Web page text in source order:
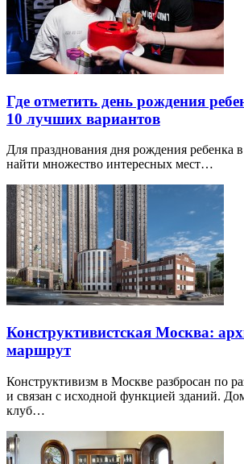
Где отметить день рождения
10 лучших вариантов
Для празднования дня рождения ребенка
найти множество интересных мест…
Конструктивистская Москва:
маршрут
Конструктивизм в Москве разбросан по
и связан с исходной функцией зданий.
клуб…